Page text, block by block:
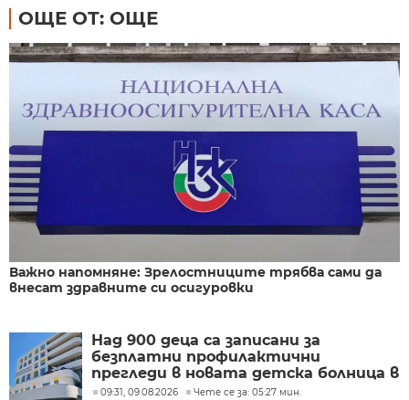
ОЩЕ ОТ: ОЩЕ
Важно напомняне: Зрелостниците трябва сами да
внесат здравните си осигуровки
Над 900 деца са записани за
безплатни профилактични
прегледи в новата детска болница в
Бургас
09:31, 09.08.2026 Чете се за: 05:27 мин.